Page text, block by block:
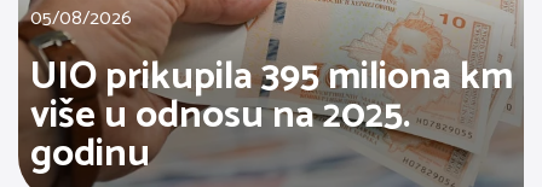
05/08/2026
UIO prikupila 395 miliona km
više u odnosu na 2025.
godinu